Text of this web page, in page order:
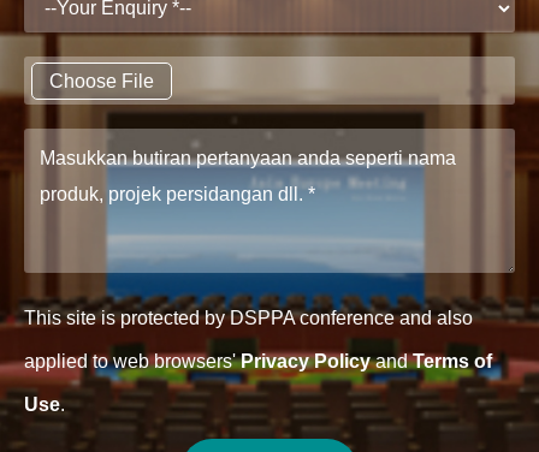
Choose File
This site is protected by DSPPA conference and also
applied to web browsers'Privacy PolicyandTerms of
Use.